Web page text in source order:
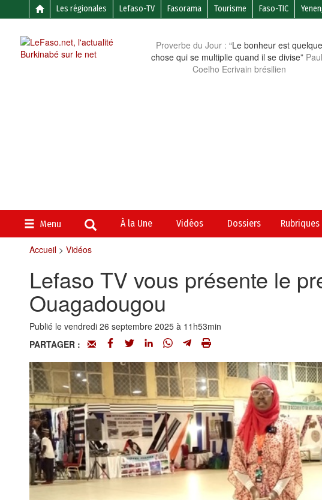
Les régionales Lefaso-TV Fasorama Tourisme Faso-TIC
Proverbe du Jour : “Le bonheur est quelque
chose qui se multiplie quand il se divise”
Coelho Ecrivain brésilien
Menu À la Une Vidéos Dossiers Rubriques
Accueil> Vidéos
Lefaso TV vous présente le
Ouagadougou
Publié le vendredi 26 septembre 2025 à 11h53min
PARTAGER :